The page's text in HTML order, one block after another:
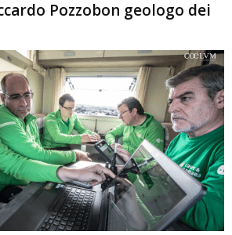
Pozzobon geologo dei